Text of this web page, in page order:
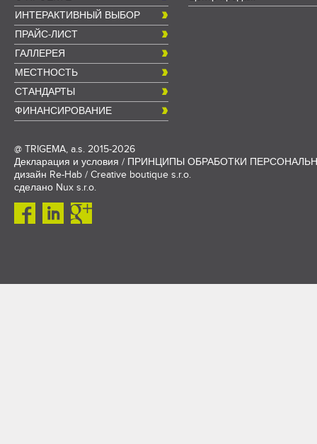
ИНТЕРАКТИВНЫЙ ВЫБОР
ПРАЙС-ЛИСТ
ГАЛЛЕРЕЯ
МЕСТНОСТЬ
СТАНДАРТЫ
ФИНАНСИРОВАНИЕ
@ TRIGEMA, a.s. 2015-2026
Декларация и условия / ПРИНЦИПЫ ОБРАБОТКИ
дизайн Re-Hab / Creative boutique s.r.o.
сделано Nux s.r.o.